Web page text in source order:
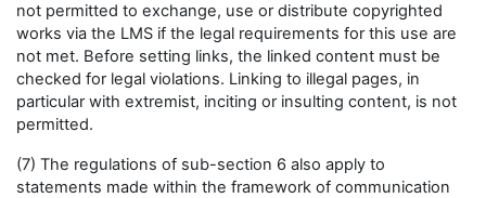
not permitted to exchange, use or distribute copyrighted
works via the LMS if the legal requirements for this use are
not met. Before setting links, the linked content must be
checked for legal violations. Linking to illegal pages, in
particular with extremist, inciting or insulting content, is not
permitted.
(7) The regulations of sub-section 6 also apply to
statements made within the framework of communication